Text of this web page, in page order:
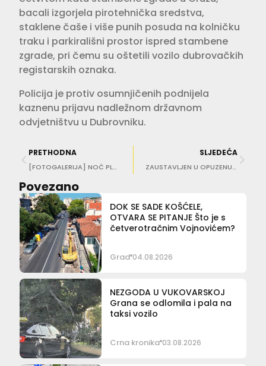
bacali izgorjela pirotehnička sredstva,
staklene čaše i više punih posuda na kolničku
traku i parkirališni prostor ispred stambene
zgrade, pri čemu su oštetili vozilo dubrovačkih
registarskih oznaka.
Policija je protiv osumnjičenih podnijela
kaznenu prijavu nadležnom državnom
odvjetništvu u Dubrovniku.
PRETHODNA
[FOTOGALERIJA] NOĆ PLOČA Na Banjama se pjevalo i plesalo uz Crvenu jabuku!
SLJEDEĆA
ZAUSTAVLJEN U OPUZENU 45-godišnjak vozio s 3,39 promila, nije imao vozačku, osobnu…
Povezano
DOK SE SADE KOŠĆELE,
OTVARA SE PITANJE Što je s
četverotračnim Vojnovićem?
Grad 04.08.2026
NEZGODA U VUKOVARSKOJ
Grana se odlomila i pala na
taksi vozilo
Crna kronika 03.08.2026